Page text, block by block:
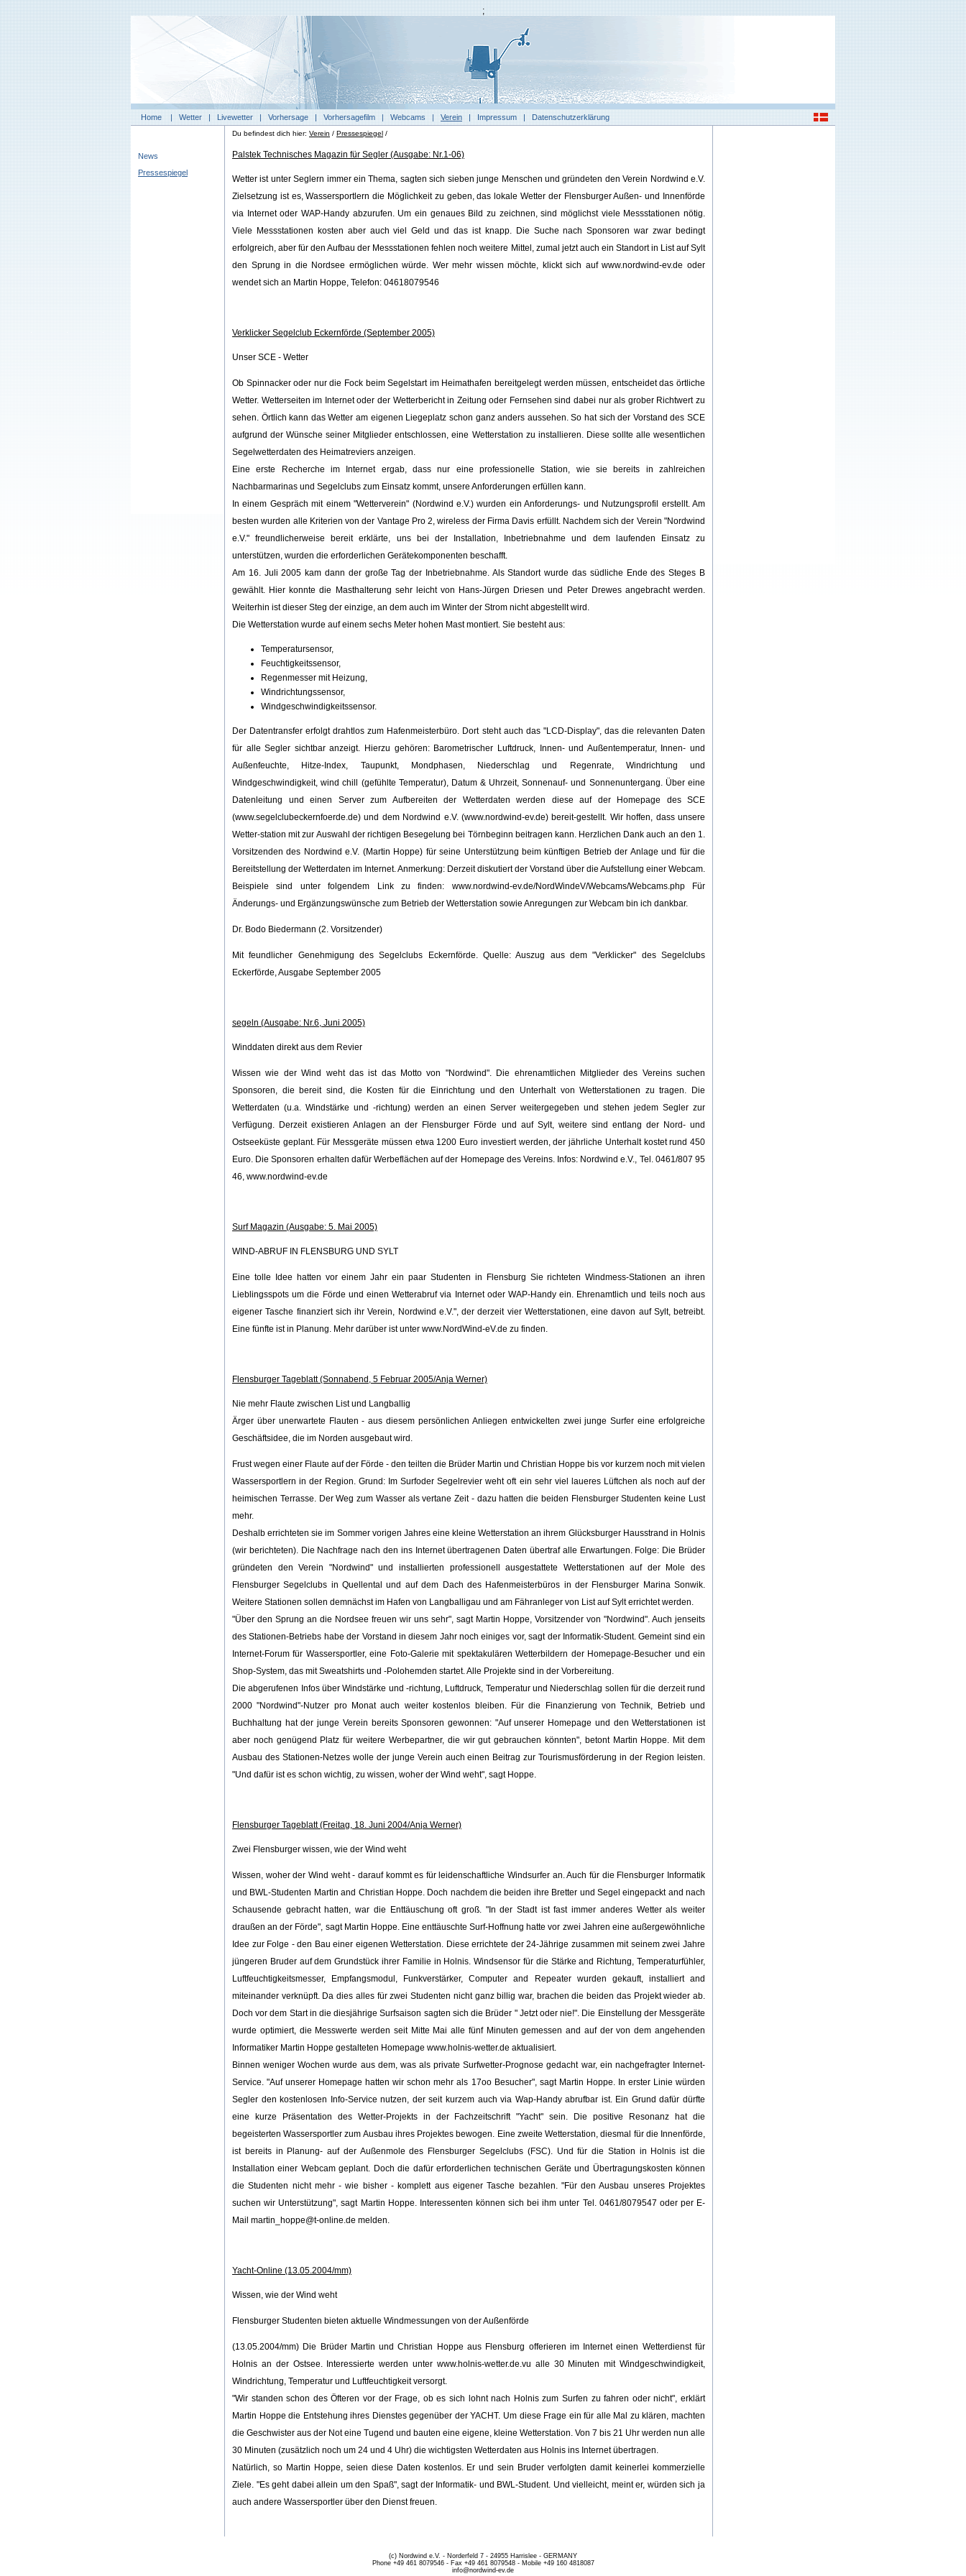
;
Home|Wetter|Livewetter|Vorhersage|Vorhersagefilm|Webcams|Verein|Impressum|Datenschutzerklärung
News
Pressespiegel
Du befindest dich hier: Verein / Pressespiegel /
Palstek Technisches Magazin für Segler (Ausgabe: Nr.1-06)
Wetter ist unter Seglern immer ein Thema, sagten sich sieben junge Menschen und gründeten den Verein Nordwind e.V.
Zielsetzung ist es, Wassersportlern die Möglichkeit zu geben, das lokale Wetter der Flensburger Außen- und Innenförde
via Internet oder WAP-Handy abzurufen. Um ein genaues Bild zu zeichnen, sind möglichst viele Messstationen nötig.
Viele Messstationen kosten aber auch viel Geld und das ist knapp. Die Suche nach Sponsoren war zwar bedingt
erfolgreich, aber für den Aufbau der Messstationen fehlen noch weitere Mittel, zumal jetzt auch ein Standort in List auf Sylt
den Sprung in die Nordsee ermöglichen würde. Wer mehr wissen möchte, klickt sich auf www.nordwind-ev.de oder
wendet sich an Martin Hoppe, Telefon: 04618079546
Verklicker Segelclub Eckernförde (September 2005)
Unser SCE - Wetter
Ob Spinnacker oder nur die Fock beim Segelstart im Heimathafen bereitgelegt werden müssen, entscheidet das örtliche
Wetter. Wetterseiten im Internet oder der Wetterbericht in Zeitung oder Fernsehen sind dabei nur als grober Richtwert zu
sehen. Örtlich kann das Wetter am eigenen Liegeplatz schon ganz anders aussehen. So hat sich der Vorstand des SCE
aufgrund der Wünsche seiner Mitglieder entschlossen, eine Wetterstation zu installieren. Diese sollte alle wesentlichen
Segelwetterdaten des Heimatreviers anzeigen.
Eine erste Recherche im Internet ergab, dass nur eine professionelle Station, wie sie bereits in zahlreichen
Nachbarmarinas und Segelclubs zum Einsatz kommt, unsere Anforderungen erfüllen kann.
In einem Gespräch mit einem "Wetterverein" (Nordwind e.V.) wurden ein Anforderungs- und Nutzungsprofil erstellt. Am
besten wurden alle Kriterien von der Vantage Pro 2, wireless der Firma Davis erfüllt. Nachdem sich der Verein "Nordwind
e.V." freundlicherweise bereit erklärte, uns bei der Installation, Inbetriebnahme und dem laufenden Einsatz zu
unterstützen, wurden die erforderlichen Gerätekomponenten beschafft.
Am 16. Juli 2005 kam dann der große Tag der Inbetriebnahme. Als Standort wurde das südliche Ende des Steges B
gewählt. Hier konnte die Masthalterung sehr leicht von Hans-Jürgen Driesen und Peter Drewes angebracht werden.
Weiterhin ist dieser Steg der einzige, an dem auch im Winter der Strom nicht abgestellt wird.
Die Wetterstation wurde auf einem sechs Meter hohen Mast montiert. Sie besteht aus:
Temperatursensor,
Feuchtigkeitssensor,
Regenmesser mit Heizung,
Windrichtungssensor,
Windgeschwindigkeitssensor.
Der Datentransfer erfolgt drahtlos zum Hafenmeisterbüro. Dort steht auch das "LCD-Display", das die relevanten Daten
für alle Segler sichtbar anzeigt. Hierzu gehören: Barometrischer Luftdruck, Innen- und Außentemperatur, Innen- und
Außenfeuchte, Hitze-Index, Taupunkt, Mondphasen, Niederschlag und Regenrate, Windrichtung und
Windgeschwindigkeit, wind chill (gefühlte Temperatur), Datum & Uhrzeit, Sonnenauf- und Sonnenuntergang. Über eine
Datenleitung und einen Server zum Aufbereiten der Wetterdaten werden diese auf der Homepage des SCE
(www.segelclubeckernfoerde.de) und dem Nordwind e.V. (www.nordwind-ev.de) bereit-gestellt. Wir hoffen, dass unsere
Wetter-station mit zur Auswahl der richtigen Besegelung bei Törnbeginn beitragen kann. Herzlichen Dank auch an den 1.
Vorsitzenden des Nordwind e.V. (Martin Hoppe) für seine Unterstützung beim künftigen Betrieb der Anlage und für die
Bereitstellung der Wetterdaten im Internet. Anmerkung: Derzeit diskutiert der Vorstand über die Aufstellung einer Webcam.
Beispiele sind unter folgendem Link zu finden: www.nordwind-ev.de/NordWindeV/Webcams/Webcams.php Für
Änderungs- und Ergänzungswünsche zum Betrieb der Wetterstation sowie Anregungen zur Webcam bin ich dankbar.
Dr. Bodo Biedermann (2. Vorsitzender)
Mit feundlicher Genehmigung des Segelclubs Eckernförde. Quelle: Auszug aus dem "Verklicker" des Segelclubs
Eckerförde, Ausgabe September 2005
segeln (Ausgabe: Nr.6, Juni 2005)
Winddaten direkt aus dem Revier
Wissen wie der Wind weht das ist das Motto von "Nordwind". Die ehrenamtlichen Mitglieder des Vereins suchen
Sponsoren, die bereit sind, die Kosten für die Einrichtung und den Unterhalt von Wetterstationen zu tragen. Die
Wetterdaten (u.a. Windstärke und -richtung) werden an einen Server weitergegeben und stehen jedem Segler zur
Verfügung. Derzeit existieren Anlagen an der Flensburger Förde und auf Sylt, weitere sind entlang der Nord- und
Ostseeküste geplant. Für Messgeräte müssen etwa 1200 Euro investiert werden, der jährliche Unterhalt kostet rund 450
Euro. Die Sponsoren erhalten dafür Werbeflächen auf der Homepage des Vereins. Infos: Nordwind e.V., Tel. 0461/807 95
46, www.nordwind-ev.de
Surf Magazin (Ausgabe: 5. Mai 2005)
WIND-ABRUF IN FLENSBURG UND SYLT
Eine tolle Idee hatten vor einem Jahr ein paar Studenten in Flensburg Sie richteten Windmess-Stationen an ihren
Lieblingsspots um die Förde und einen Wetterabruf via Internet oder WAP-Handy ein. Ehrenamtlich und teils noch aus
eigener Tasche finanziert sich ihr Verein, Nordwind e.V.", der derzeit vier Wetterstationen, eine davon auf Sylt, betreibt.
Eine fünfte ist in Planung. Mehr darüber ist unter www.NordWind-eV.de zu finden.
Flensburger Tageblatt (Sonnabend, 5 Februar 2005/Anja Werner)
Nie mehr Flaute zwischen List und Langballig
Ärger über unerwartete Flauten - aus diesem persönlichen Anliegen entwickelten zwei junge Surfer eine erfolgreiche
Geschäftsidee, die im Norden ausgebaut wird.
Frust wegen einer Flaute auf der Förde - den teilten die Brüder Martin und Christian Hoppe bis vor kurzem noch mit vielen
Wassersportlern in der Region. Grund: Im Surfoder Segelrevier weht oft ein sehr viel laueres Lüftchen als noch auf der
heimischen Terrasse. Der Weg zum Wasser als vertane Zeit - dazu hatten die beiden Flensburger Studenten keine Lust
mehr.
Deshalb errichteten sie im Sommer vorigen Jahres eine kleine Wetterstation an ihrem Glücksburger Hausstrand in Holnis
(wir berichteten). Die Nachfrage nach den ins Internet übertragenen Daten übertraf alle Erwartungen. Folge: Die Brüder
gründeten den Verein "Nordwind" und installierten professionell ausgestattete Wetterstationen auf der Mole des
Flensburger Segelclubs in Quellental und auf dem Dach des Hafenmeisterbüros in der Flensburger Marina Sonwik.
Weitere Stationen sollen demnächst im Hafen von Langballigau und am Fähranleger von List auf Sylt errichtet werden.
"Über den Sprung an die Nordsee freuen wir uns sehr", sagt Martin Hoppe, Vorsitzender von "Nordwind". Auch jenseits
des Stationen-Betriebs habe der Vorstand in diesem Jahr noch einiges vor, sagt der Informatik-Student. Gemeint sind ein
Internet-Forum für Wassersportler, eine Foto-Galerie mit spektakulären Wetterbildern der Homepage-Besucher und ein
Shop-System, das mit Sweatshirts und -Polohemden startet. Alle Projekte sind in der Vorbereitung.
Die abgerufenen Infos über Windstärke und -richtung, Luftdruck, Temperatur und Niederschlag sollen für die derzeit rund
2000 "Nordwind"-Nutzer pro Monat auch weiter kostenlos bleiben. Für die Finanzierung von Technik, Betrieb und
Buchhaltung hat der junge Verein bereits Sponsoren gewonnen: "Auf unserer Homepage und den Wetterstationen ist
aber noch genügend Platz für weitere Werbepartner, die wir gut gebrauchen könnten", betont Martin Hoppe. Mit dem
Ausbau des Stationen-Netzes wolle der junge Verein auch einen Beitrag zur Tourismusförderung in der Region leisten.
"Und dafür ist es schon wichtig, zu wissen, woher der Wind weht", sagt Hoppe.
Flensburger Tageblatt (Freitag, 18. Juni 2004/Anja Werner)
Zwei Flensburger wissen, wie der Wind weht
Wissen, woher der Wind weht - darauf kommt es für leidenschaftliche Windsurfer an. Auch für die Flensburger Informatik
und BWL-Studenten Martin and Christian Hoppe. Doch nachdem die beiden ihre Bretter und Segel eingepackt and nach
Schausende gebracht hatten, war die Enttäuschung oft groß. "In der Stadt ist fast immer anderes Wetter als weiter
draußen an der Förde", sagt Martin Hoppe. Eine enttäuschte Surf-Hoffnung hatte vor zwei Jahren eine außergewöhnliche
Idee zur Folge - den Bau einer eigenen Wetterstation. Diese errichtete der 24-Jährige zusammen mit seinem zwei Jahre
jüngeren Bruder auf dem Grundstück ihrer Familie in Holnis. Windsensor für die Stärke and Richtung, Temperaturfühler,
Luftfeuchtigkeitsmesser, Empfangsmodul, Funkverstärker, Computer and Repeater wurden gekauft, installiert and
miteinander verknüpft. Da dies alles für zwei Studenten nicht ganz billig war, brachen die beiden das Projekt wieder ab.
Doch vor dem Start in die diesjährige Surfsaison sagten sich die Brüder " Jetzt oder nie!". Die Einstellung der Messgeräte
wurde optimiert, die Messwerte werden seit Mitte Mai alle fünf Minuten gemessen and auf der von dem angehenden
Informatiker Martin Hoppe gestalteten Homepage www.holnis-wetter.de aktualisiert.
Binnen weniger Wochen wurde aus dem, was als private Surfwetter-Prognose gedacht war, ein nachgefragter Internet-
Service. "Auf unserer Homepage hatten wir schon mehr als 17oo Besucher", sagt Martin Hoppe. In erster Linie würden
Segler den kostenlosen Info-Service nutzen, der seit kurzem auch via Wap-Handy abrufbar ist. Ein Grund dafür dürfte
eine kurze Präsentation des Wetter-Projekts in der Fachzeitschrift "Yacht" sein. Die positive Resonanz hat die
begeisterten Wassersportler zum Ausbau ihres Projektes bewogen. Eine zweite Wetterstation, diesmal für die Innenförde,
ist bereits in Planung- auf der Außenmole des Flensburger Segelclubs (FSC). Und für die Station in Holnis ist die
Installation einer Webcam geplant. Doch die dafür erforderlichen technischen Geräte und Übertragungskosten können
die Studenten nicht mehr - wie bisher - komplett aus eigener Tasche bezahlen. "Für den Ausbau unseres Projektes
suchen wir Unterstützung", sagt Martin Hoppe. Interessenten können sich bei ihm unter Tel. 0461/8079547 oder per E-
Mail martin_hoppe@t-online.de melden.
Yacht-Online (13.05.2004/mm)
Wissen, wie der Wind weht
Flensburger Studenten bieten aktuelle Windmessungen von der Außenförde
(13.05.2004/mm) Die Brüder Martin und Christian Hoppe aus Flensburg offerieren im Internet einen Wetterdienst für
Holnis an der Ostsee. Interessierte werden unter www.holnis-wetter.de.vu alle 30 Minuten mit Windgeschwindigkeit,
Windrichtung, Temperatur und Luftfeuchtigkeit versorgt.
"Wir standen schon des Öfteren vor der Frage, ob es sich lohnt nach Holnis zum Surfen zu fahren oder nicht", erklärt
Martin Hoppe die Entstehung ihres Dienstes gegenüber der YACHT. Um diese Frage ein für alle Mal zu klären, machten
die Geschwister aus der Not eine Tugend und bauten eine eigene, kleine Wetterstation. Von 7 bis 21 Uhr werden nun alle
30 Minuten (zusätzlich noch um 24 und 4 Uhr) die wichtigsten Wetterdaten aus Holnis ins Internet übertragen.
Natürlich, so Martin Hoppe, seien diese Daten kostenlos. Er und sein Bruder verfolgten damit keinerlei kommerzielle
Ziele. "Es geht dabei allein um den Spaß", sagt der Informatik- und BWL-Student. Und vielleicht, meint er, würden sich ja
auch andere Wassersportler über den Dienst freuen.
(c) Nordwind e.V. - Norderfeld 7 - 24955 Harrislee - GERMANY
Phone +49 461 8079546 - Fax +49 461 8079548 - Mobile +49 160 4818087
info@nordwind-ev.de